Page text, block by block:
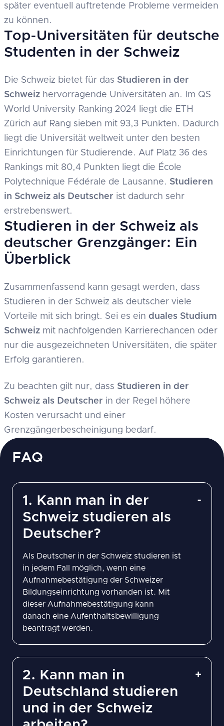
später eventuell auftretende Probleme vermeiden
zu können.
Top-Universitäten für deutsche
Studenten in der Schweiz
Die Schweiz bietet für das Studieren in der
Schweiz hervorragende Universitäten an. Im QS
World University Ranking 2024 liegt die ETH
Zürich auf Rang sieben mit 93,3 Punkten. Dadurch
liegt die Universität weltweit unter den besten
Einrichtungen für Studierende. Auf Platz 36 des
Rankings mit 80,4 Punkten liegt die École
Polytechnique Fédérale de Lausanne. Studieren
in Schweiz als Deutscher ist dadurch sehr
erstrebenswert.
Studieren in der Schweiz als
deutscher Grenzgänger: Ein
Überblick
Zusammenfassend kann gesagt werden, dass
Studieren in der Schweiz als deutscher viele
Vorteile mit sich bringt. Sei es ein duales Studium
Schweiz mit nachfolgenden Karrierechancen oder
nur die ausgezeichneten Universitäten, die später
Erfolg garantieren.
Zu beachten gilt nur, dass Studieren in der
Schweiz als Deutscher in der Regel höhere
Kosten verursacht und einer
Grenzgängerbescheinigung bedarf.
FAQ
1. Kann man in der
Schweiz studieren als
Deutscher?
Als Deutscher in der Schweiz studieren ist
in jedem Fall möglich, wenn eine
Aufnahmebestätigung der Schweizer
Bildungseinrichtung vorhanden ist. Mit
dieser Aufnahmebestätigung kann
danach eine Aufenthaltsbewilligung
beantragt werden.
2. Kann man in
Deutschland studieren
und in der Schweiz